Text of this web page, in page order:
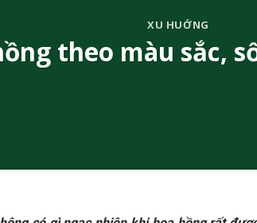
XU HUỚNG
theo màu sắc,